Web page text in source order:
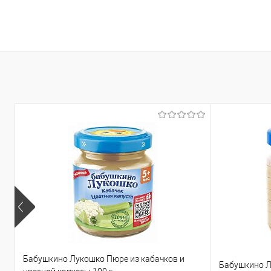
Бабушкино Лукошко Пюре из кабачков и
Бабушкино